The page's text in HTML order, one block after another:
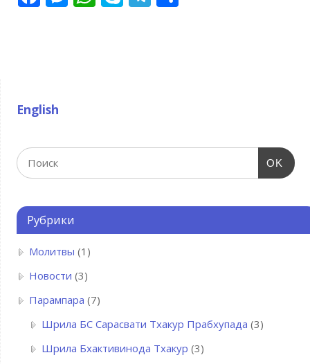
English
OK
Рубрики
Молитвы (1)
Новости (3)
Парампара (7)
Шрила БC Сарасвати Тхакур Прабхупада (3)
Шрила Бхактивинода Тхакур (3)